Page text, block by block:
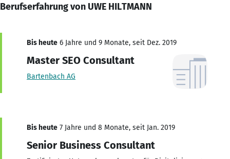
Berufserfahrung von UWE HILTMANN
Bis heute 6 Jahre und 9 Monate, seit Dez. 2019
Master SEO Consultant
Bartenbach AG
Bis heute 7 Jahre und 8 Monate, seit Jan. 2019
Senior Business Consultant